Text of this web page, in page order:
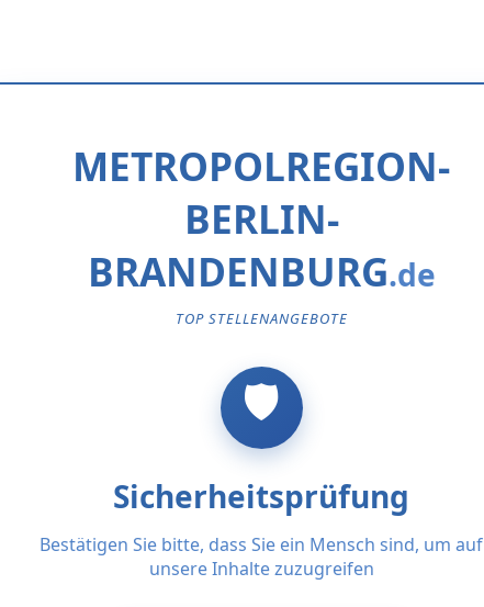
METROPOLREGION-
BERLIN-
BRANDENBURG
TOP STELLENANGEBOTE
Sicherheitsprüfung
Bestätigen Sie bitte, dass Sie ein Mensch sind, um auf
unsere Inhalte zuzugreifen